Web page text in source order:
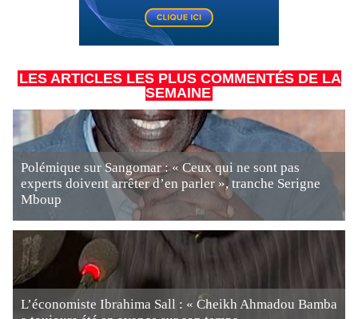
LES ARTICLES LES PLUS COMMENTÉS DE LA
SEMAINE
Polémique sur Sangomar : « Ceux qui ne sont pas
experts doivent arrêter d’en parler », tranche Serigne
Mboup
L’économiste Ibrahima Sall : « Cheikh Ahmadou Bamba